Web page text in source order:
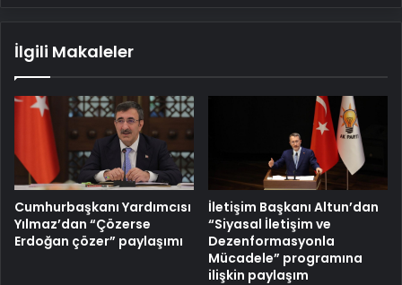
İlgili Makaleler
Cumhurbaşkanı Yardımcısı
Yılmaz’dan “Çözerse
Erdoğan çözer” paylaşımı
İletişim Başkanı Altun’dan
“Siyasal İletişim ve
Dezenformasyonla
Mücadele” programına
ilişkin paylaşım